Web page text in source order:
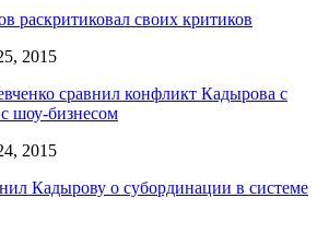
раскритиковал своих критиков
2015
сравнил конфликт Кадырова с
шоу-бизнесом
2015
Кадырову о субординации в системе